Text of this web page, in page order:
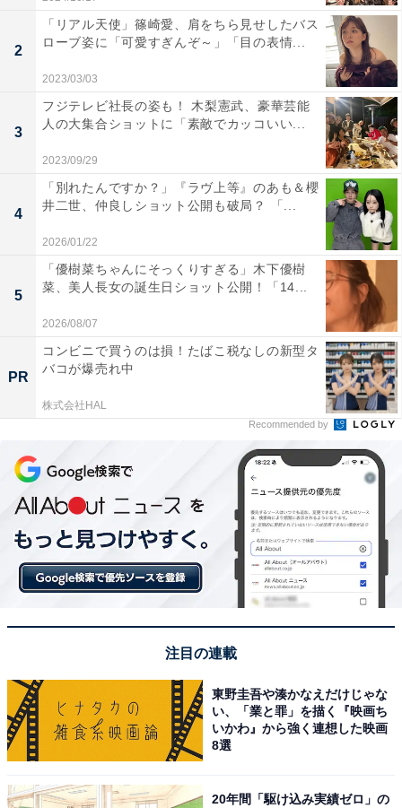
2
「リアル天使」篠崎愛、肩をちら見せしたバス
ローブ姿に「可愛すぎんぞ～」「目の表情...
2023/03/03
3
フジテレビ社長の姿も！ 木梨憲武、豪華芸能
人の大集合ショットに「素敵でカッコいい...
2023/09/29
4
「別れたんですか？」『ラヴ上等』のあも＆櫻
井二世、仲良しショット公開も破局？ 「...
2026/01/22
5
「優樹菜ちゃんにそっくりすぎる」木下優樹
菜、美人長女の誕生日ショット公開！「14...
2026/08/07
PR
コンビニで買うのは損！たばこ税なしの新型タ
バコが爆売れ中
株式会社HAL
Recommended by
注目の連載
東野圭吾や湊かなえだけじゃな
い、「業と罪」を描く『映画ち
いかわ』から強く連想した映画
8選
20年間「駆け込み実績ゼロ」の